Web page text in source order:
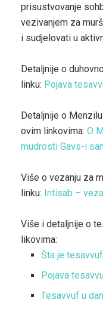
prisustvovanje
vezivanjem za
i sudjelovati u
Detaljnije o
linku: Pojava
Detaljnije o
ovim linkovima: O
mudrosti Gavs-i
Više o vezanju za
linku: Intisab –
Više i detaljnije o
likovima:
Šta je
Pojava
Tesavvuf u